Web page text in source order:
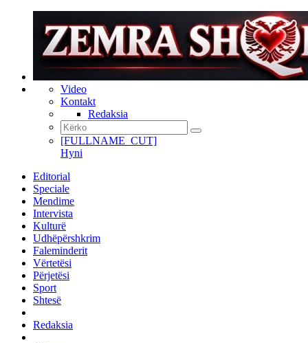
Video
Kontakt
Redaksia
[FULLNAME_CUT]
Hyni
Editorial
Speciale
Mendime
Intervista
Kulturë
Udhëpërshkrim
Faleminderit
Vërtetësi
Përjetësi
Sport
Shtesë
Redaksia